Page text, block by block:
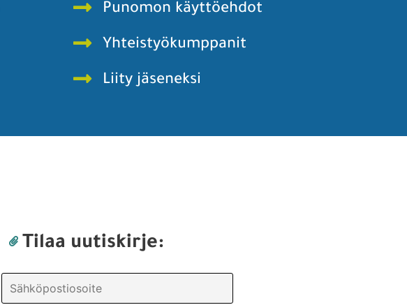
Punomon käyttöehdot
Yhteistyökumppanit
Liity jäseneksi
Tilaa uutiskirje: